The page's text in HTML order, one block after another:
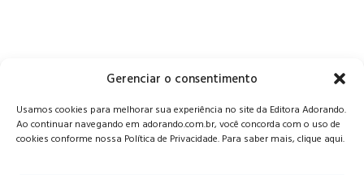
Gerenciar o consentimento
Usamos cookies para melhorar sua experiência no site da Editora Adorando.
Ao continuar navegando em adorando.com.br, você concorda com o uso de
cookies conforme nossa Política de Privacidade. Para saber mais, clique aqui.
© Editora Adorando 2026. Todos os direitos reservados.
Consulte nossapolítica de privacidade.